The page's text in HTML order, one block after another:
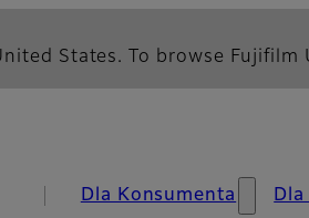
States. To browse
Dla Konsumenta